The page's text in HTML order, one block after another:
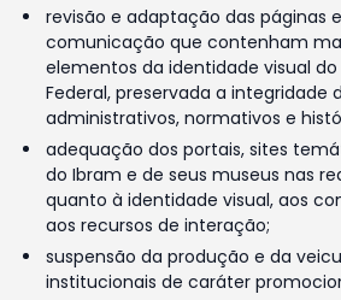
revisão e adaptação das páginas
comunicação que contenham
elementos da identidade visual
Federal, preservada a integridade
administrativos, normativos e
adequação dos portais, sites
do Ibram e de seus museus nas
quanto à identidade visual, aos
aos recursos de interação;
suspensão da produção e da
institucionais de caráter